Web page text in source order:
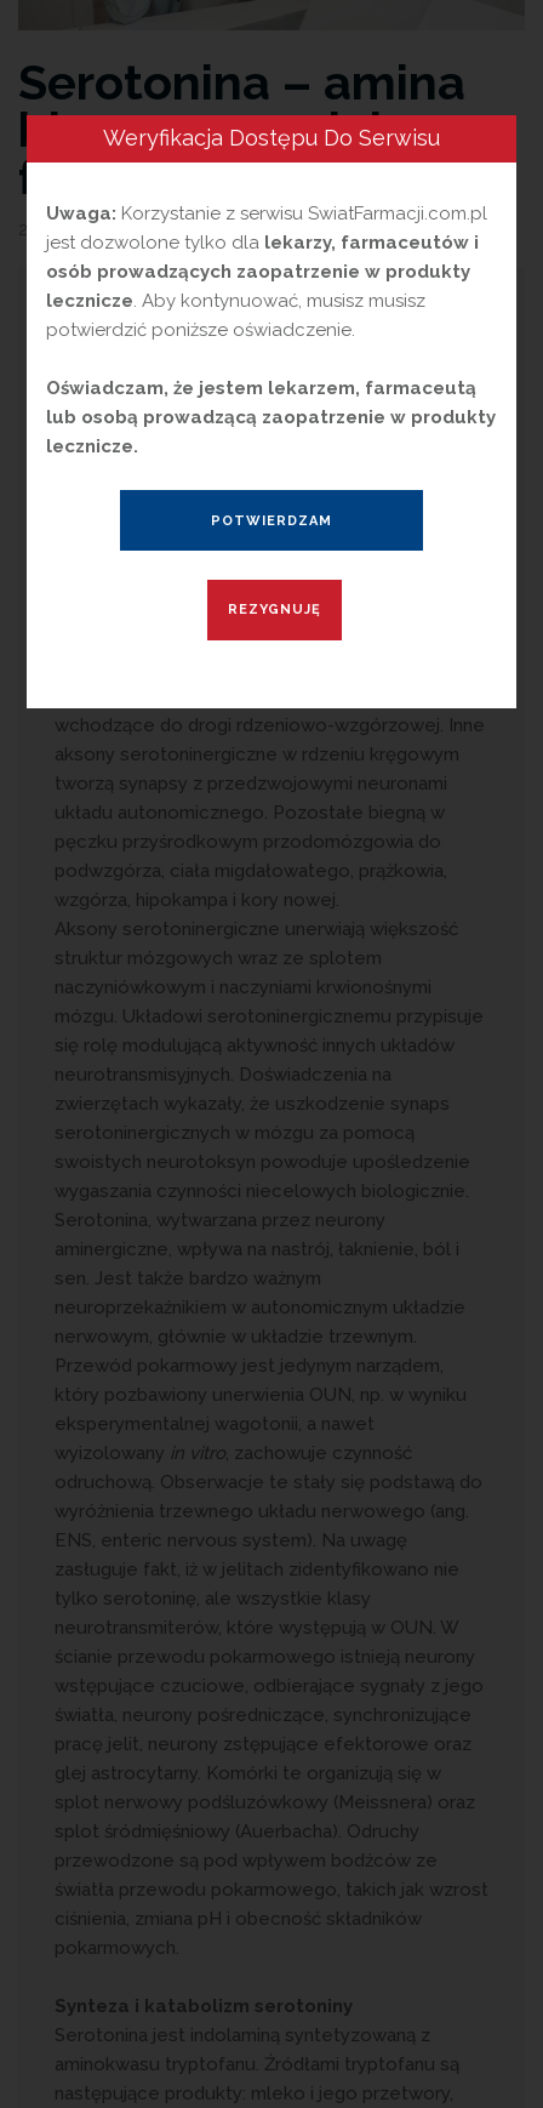
Serotonina – amina
biogenna o wielu
funkcjach
26 lipca 2024 przez
N
eurotransmitery to substancje
mózg do przekazywania informacji. W
procesie tym biorą udział m.in. monoaminy,
powstające w wyniku przemian
pochodzących z pożywienia. Wśród nich
znajdują się serotonina (5-HT, 5-
hydroksytryptamina), odkryta w 1948 r.
Neurony serotoninergiczne rozmieszczone są w
całym pniu mózgu, głównie wzdłuż linii środkowej
wchodzące do drogi rdzeniowo-wzgórzowej. Inne
aksony serotoninergiczne w rdzeniu kręgowym
tworzą synapsy z przedzwojowymi neuronami
układu autonomicznego. Pozostałe biegną w
pęczku przyśrodkowym przodomózgowia do
podwzgórza, ciała migdałowatego, prążkowia,
wzgórza, hipokampa i kory nowej.
Aksony serotoninergiczne unerwiają większość
struktur mózgowych wraz ze splotem
naczyniówkowym i naczyniami krwionośnymi
mózgu. Układowi serotoninergicznemu przypisuje
się rolę modulującą aktywność innych układów
neurotransmisyjnych. Doświadczenia na
zwierzętach wykazały, że uszkodzenie synaps
serotoninergicznych w mózgu za pomocą
swoistych neurotoksyn powoduje upośledzenie
wygaszania czynności niecelowych biologicznie.
Serotonina, wytwarzana przez neurony
aminergiczne, wpływa na nastrój, łaknienie, ból i
sen. Jest także bardzo ważnym
neuroprzekaźnikiem w autonomicznym układzie
nerwowym, głównie w układzie trzewnym.
Przewód pokarmowy jest jedynym narządem,
który pozbawiony unerwienia OUN, np. w wyniku
eksperymentalnej wagotonii, a nawet
wyizolowany in vitro, zachowuje czynność
odruchową. Obserwacje te stały się podstawą do
wyróżnienia trzewnego układu nerwowego (ang.
ENS, enteric nervous system). Na uwagę
zasługuje fakt, iż w jelitach zidentyfikowano nie
tylko serotoninę, ale wszystkie klasy
neurotransmiterów, które występują w OUN. W
ścianie przewodu pokarmowego istnieją neurony
wstępujące czuciowe, odbierające sygnały z jego
światła, neurony pośredniczące, synchronizujące
pracę jelit, neurony zstępujące efektorowe oraz
glej astrocytarny. Komórki te organizują się w
splot nerwowy podśluzówkowy (Meissnera) oraz
splot śródmięśniowy (Auerbacha). Odruchy
przewodzone są pod wpływem bodźców ze
światła przewodu pokarmowego, takich jak wzrost
ciśnienia, zmiana pH i obecność składników
pokarmowych.
Synteza i katabolizm serotoniny
Serotonina jest indolaminą syntetyzowaną z
aminokwasu tryptofanu. Źródłami tryptofanu są
następujące produkty: mleko i jego przetwory,
Weryfikacja Dostępu Do Serwisu
Uwaga: Korzystanie z serwisu SwiatFarmacji.com.pl
jest dozwolone tylko dla lekarzy, farmaceutów i
osób prowadzących zaopatrzenie w produkty
lecznicze. Aby kontynuować, musisz musisz
potwierdzić poniższe oświadczenie.
Oświadczam, że jestem lekarzem, farmaceutą
lub osobą prowadzącą zaopatrzenie w produkty
lecznicze.